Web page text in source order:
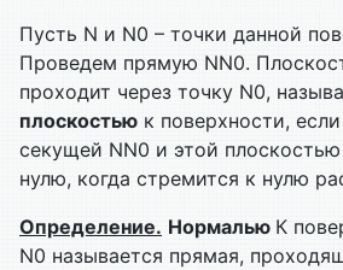
Пусть N и N0 – точки данной
Проведем прямую NN0.
проходит через точку N0,
плоскостью к поверхности,
секущей NN0 и этой
нулю, когда стремится к нулю
Определение. Нормалью К
N0 называется прямая,